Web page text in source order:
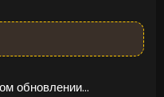
обновлении...